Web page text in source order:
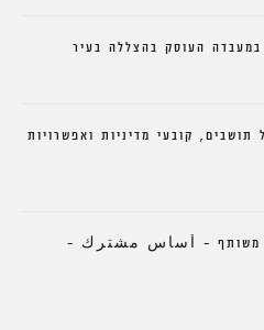
קובעי מדיניות ואפשרויות
משותף – أساس مشترك –